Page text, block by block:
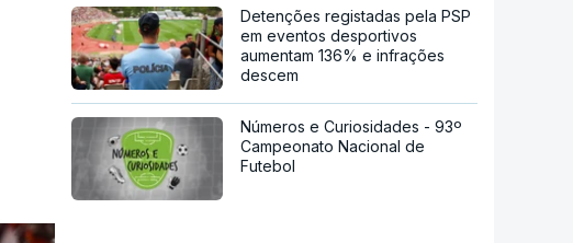
Detenções registadas pela PSP
em eventos desportivos
aumentam 136% e infrações
descem
Números e Curiosidades - 93º
Campeonato Nacional de
Futebol